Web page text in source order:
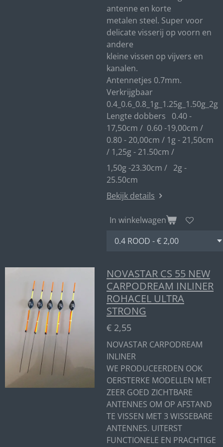
antenne en korte
metalen steel. Super voor
delicate visserij op voorn en
andere
kleine vissen op vijvers en
kanalen.
Antennetjes 0.7mm.
Verkrijgbaar
0.4_0.6_0.8_1g_1.25g_1.50g_2g
Lengte dobbers 0.40 -
17,50cm / 0.60 -19,00cm /
0.80 - 20,00cm / 1g - 21,50cm
/ 1,25g - 21.50cm /
1,50g -23.30cm / 2g -
25.50cm
Bekijk details
In winkelwagen
NOVASTAR CS 55 NEW
CARPODREAM INLINER
ROHACEL ULTRA
STRONG
€ 2,55
NOVASTAR CARPODREAM
INLINER
WE PRODUCEERDEN OOK
OERSTERKE MODELLEN MET
ZEER GOED ZICHTBARE
ANTENNES OM OP AFSTAND
TE VISSEN MET 3 WISSEBARE
ANTENNES. UITERST
FUNCTIONELE EN PRACHTIGE